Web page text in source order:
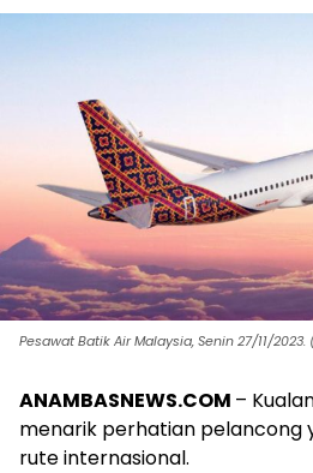
Pesawat Batik Air Malaysia, Senin 27/11/
ANAMBASNEWS.COM –
menarik perhatian pelancong
rute internasional.